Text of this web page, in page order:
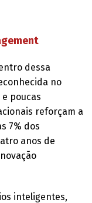
dessa
no
poucas
reforçam a
7% dos
anos de
inteligentes,